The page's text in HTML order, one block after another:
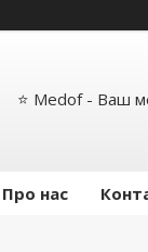
⭐ Medof - Ваш
Про нас